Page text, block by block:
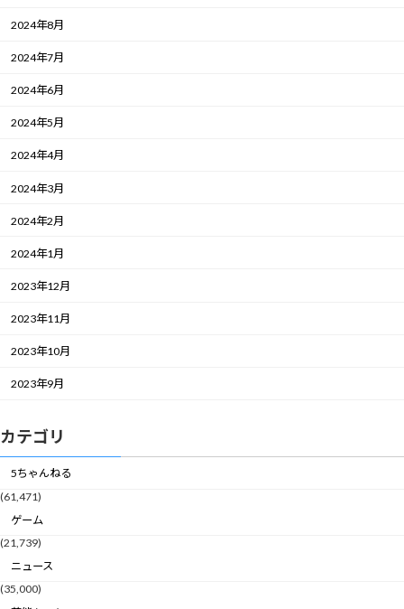
2024年8月
2024年7月
2024年6月
2024年5月
2024年4月
2024年3月
2024年2月
2024年1月
2023年12月
2023年11月
2023年10月
2023年9月
カテゴリ
5ちゃんねる
(61,471)
ゲーム
(21,739)
ニュース
(35,000)